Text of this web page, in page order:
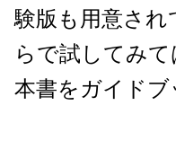
験版も用意さ
らで試してみ
本書をガイド